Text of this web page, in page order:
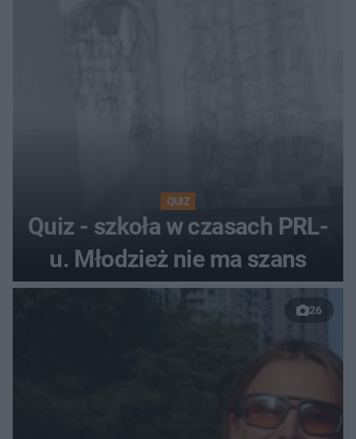
QUIZ
Quiz - szkoła w czasach PRL-
u. Młodzież nie ma szans
26